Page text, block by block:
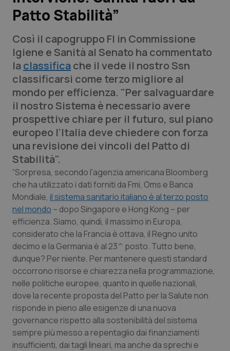
Lettere al direttore
Edizioni Regionali
QS Pro
Professionisti Sanitari.AI
Abruzzo
Basilicata
Calabria
Campania
Emilia-Romagna
Friuli Venezia Giulia
Lazio
Liguria
Lombardia
QS Pro Gold
Artrite & artrosi
Asma & BPCO
Car-T
Colesterolo & coronaropatie
Dermatite Atopica
Diabete & glucometri
Disturbi dell’umore
Dolore
QS Club Newsletter
Patto Stabilità”
Così il capogruppo FI in Commissione
Igiene e Sanità al Senato ha commentato
la classificache il vede il nostro Ssn
classificarsi come terzo migliore al
mondo per efficienza. "Per salvaguardare
il nostro Sistema è necessario avere
prospettive chiare per il futuro, sul piano
europeo l’Italia deve chiedere con forza
una revisione dei vincoli del Patto di
Stabilità".
“Sorpresa, secondo l'agenzia americana Bloomberg
che ha utilizzato i dati forniti da Fmi, Oms e Banca
Mondiale, il sistema sanitario italiano è al terzo posto
nel mondo – dopo Singapore e Hong Kong – per
efficienza. Siamo, quindi, il massimo in Europa,
considerato che la Francia è ottava, il Regno unito
decimo e la Germania è al 23^ posto. Tutto bene,
dunque? Per niente. Per mantenere questi standard
occorrono risorse e chiarezza nella programmazione,
nelle politiche europee, quanto in quelle nazionali,
dove la recente proposta del Patto per la Salute non
risponde in pieno alle esigenze di una nuova
governance rispetto alla sostenibilità del sistema
sempre più messo a repentaglio dai finanziamenti
insufficienti, dai tagli lineari, ma anche da sprechi e